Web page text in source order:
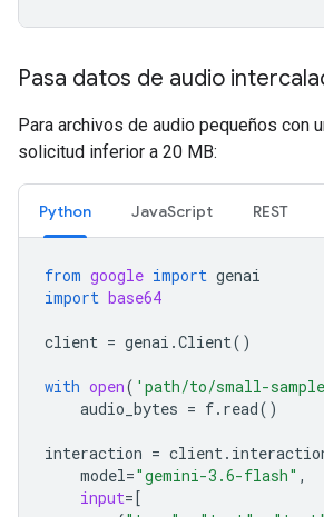
Pasa datos de audio
Para archivos de audio pequeños con
solicitud inferior a 20 MB:
Python JavaScript REST
from google import genai
import base64
client = genai .Client()
with open( 'path/to/small-
audio_bytes = f. read()
interaction = client .
model="gemini-3.6-flash" ,
input=[